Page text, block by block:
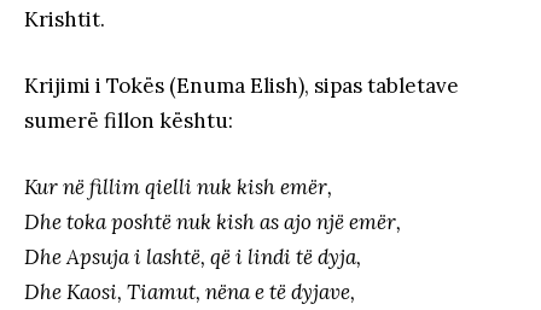
Krishtit.
Krijimi i Tokës (Enuma Elish), sipas tabletave
sumerë fillon kështu:
Kur në fillim qielli nuk kish emër,
Dhe toka poshtë nuk kish as ajo një emër,
Dhe Apsuja i lashtë, që i lindi të dyja,
Dhe Kaosi, Tiamut, nëna e të dyjave,